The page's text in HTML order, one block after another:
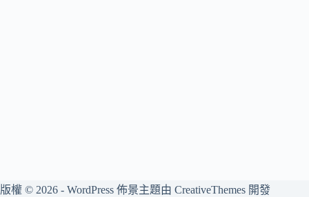
版權 © 2026 - WordPress 佈景主題由 CreativeThemes 開發